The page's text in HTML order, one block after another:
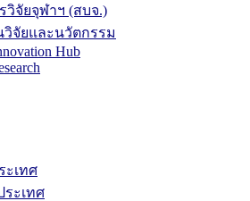
วิจัยจุฬาฯ (สบจ.)
วิจัยและนวัตกรรม
Hub
ะเทศ
ระเทศ